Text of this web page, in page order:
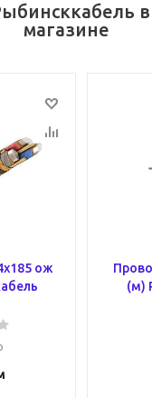
магазине
ож
(м)